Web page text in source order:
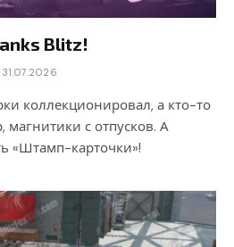
Blitz!
31.07.2026
коллекционировал, а кто-то
с отпусков. А
«Штамп-карточки»!